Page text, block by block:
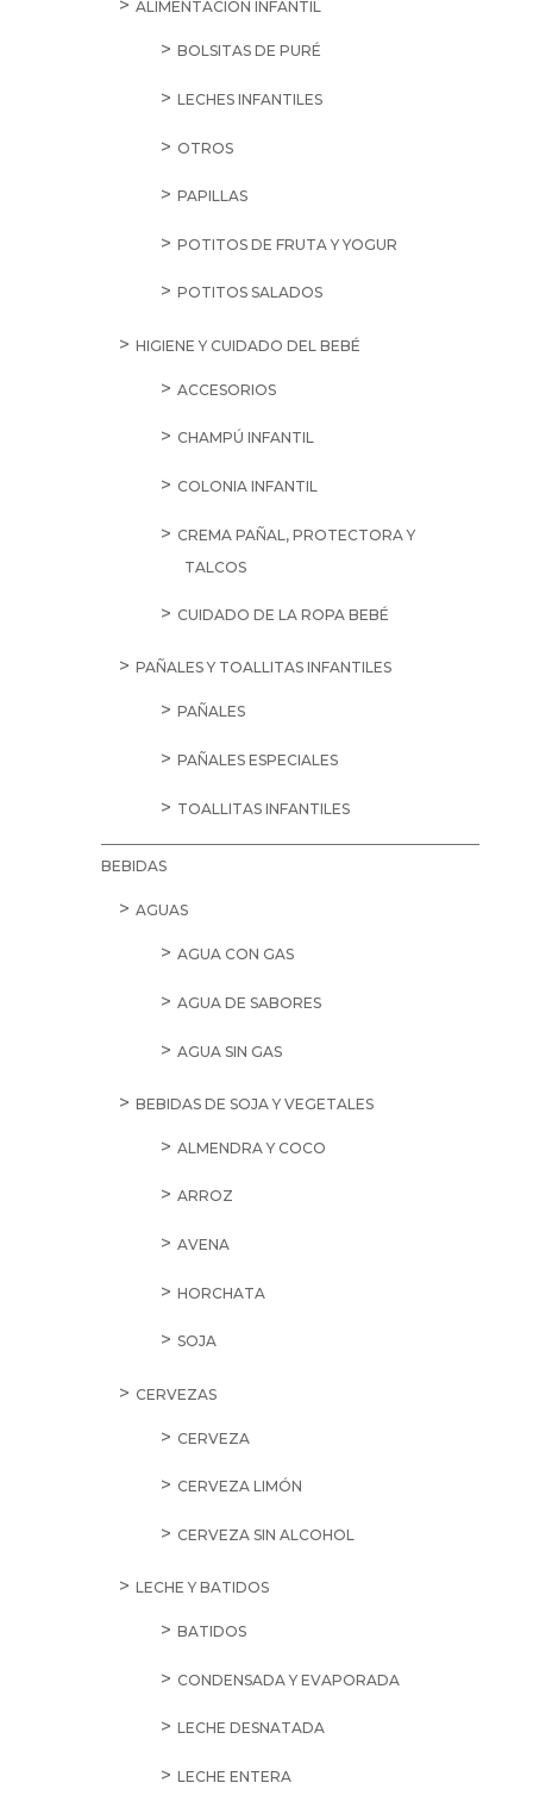
ALIMENTACIÓN INFANTIL
BOLSITAS DE PURÉ
LECHES INFANTILES
OTROS
PAPILLAS
POTITOS DE FRUTA Y YOGUR
POTITOS SALADOS
HIGIENE Y CUIDADO DEL BEBÉ
ACCESORIOS
CHAMPÚ INFANTIL
COLONIA INFANTIL
CREMA PAÑAL, PROTECTORA Y
TALCOS
CUIDADO DE LA ROPA BEBÉ
PAÑALES Y TOALLITAS INFANTILES
PAÑALES
PAÑALES ESPECIALES
TOALLITAS INFANTILES
BEBIDAS
AGUAS
AGUA CON GAS
AGUA DE SABORES
AGUA SIN GAS
BEBIDAS DE SOJA Y VEGETALES
ALMENDRA Y COCO
ARROZ
AVENA
HORCHATA
SOJA
CERVEZAS
CERVEZA
CERVEZA LIMÓN
CERVEZA SIN ALCOHOL
LECHE Y BATIDOS
BATIDOS
CONDENSADA Y EVAPORADA
LECHE DESNATADA
LECHE ENTERA